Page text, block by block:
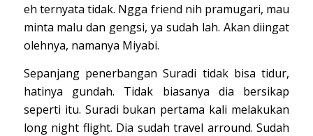
eh ternyata tidak. Ngga friend nih pramugari, mau
minta malu dan gengsi, ya sudah lah. Akan diingat
olehnya, namanya Miyabi.
Sepanjang penerbangan Suradi tidak bisa tidur,
hatinya gundah. Tidak biasanya dia bersikap
seperti itu. Suradi bukan pertama kali melakukan
long night flight. Dia sudah travel arround. Sudah